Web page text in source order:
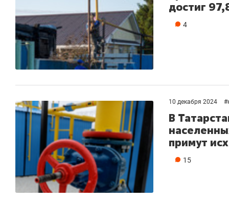
достиг
4
10 декабря 2024 #
В
примут
15